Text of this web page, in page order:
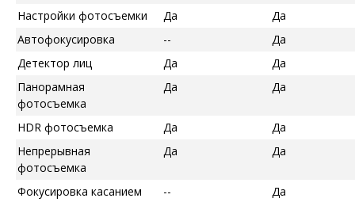
Настройки фотосъемки Да
Да
Автофокусировка
--
Да
Детектор лиц
Да
Да
Панорамная
фотосъемка
Да Да
HDR фотосъемка Да
Да
Непрерывная
фотосъемка
Да Да
Фокусировка касанием --
Да